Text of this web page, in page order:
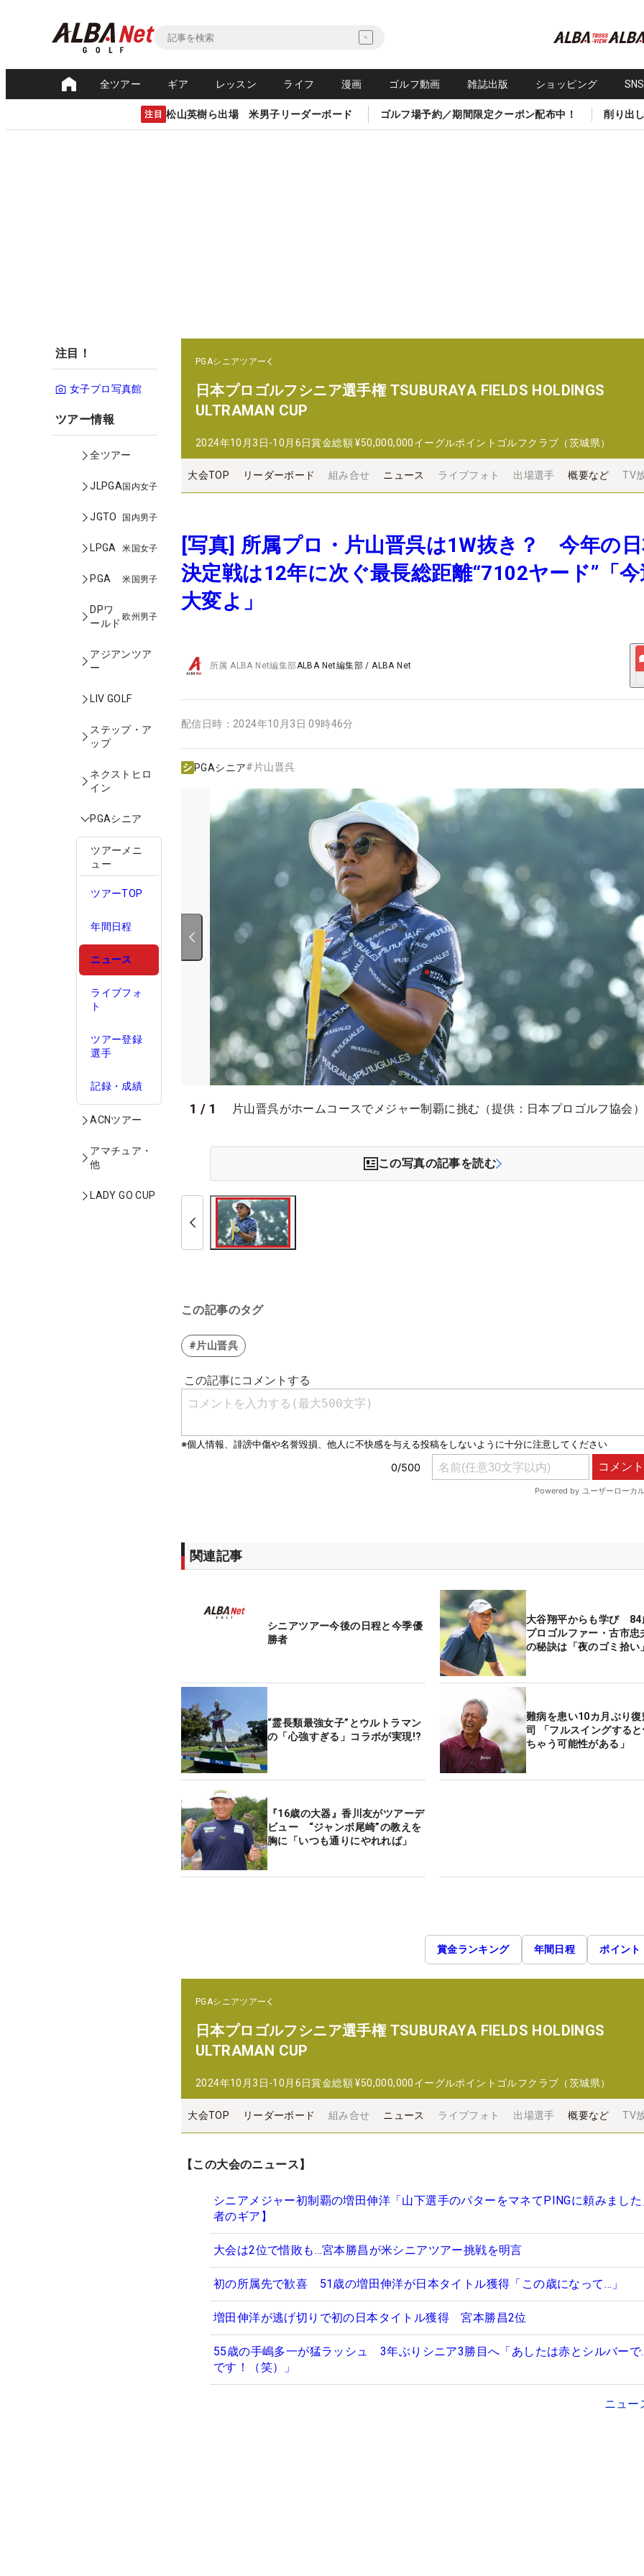
全ツアー ギア レッスン ライフ 漫画 ゴルフ動画 雑誌出版 ショッピング
注目 松山英樹ら出場 米男子リーダーボード ゴルフ場予約／期間限定クーポン配布中！ 削り出
注目！
女子プロ写真館
ツアー情報
全ツアー
JLPGA国内女子
JGTO 国内男子
LPGA 米国女子
PGA 米国男子
DPワ
ールド
欧州男子
アジアンツア
ー
LIV GOLF
ステップ・ア
ップ
ネクストヒロ
イン
PGAシニア
ツアーメニ
ュー
ツアーTOP
年間日程
ニュース
ライブフォ
ト
ツアー登録
選手
記録・成績
ACNツアー
アマチュア・
他
LADY GO CUP
PGAシニアツアー
日本プロゴルフシニア選手権 TSUBURAYA FIELDS HOLDINGS
ULTRAMAN CUP
2024年10月3日-10月6日賞金総額 ¥50,000,000イーグルポイントゴルフクラブ（茨城県）
大会TOP リーダーボード 組み合せ ニュース ライブフォト 出場選手 概要など TV
[写真] 所属プロ・片山晋呉は1W抜き？ 今年の
決定戦は12年に次ぐ最長総距離“7102ヤード”「
大変よ」
所属ALBA Net編集部ALBA Net編集部 /ALBA Net
配信日時： 2024年10月3日 09時46分
PGAシニア# 片山晋呉
1 / 1 片山晋呉がホームコースでメジャー制覇に挑む（提供：日本プロゴルフ協会
この写真の記事を読む
この記事のタグ
#片山晋呉
関連記事
シニアツアー今後の日程と今季優
勝者
大谷翔平からも学び 84
プロゴルファー・古市忠
の秘訣は「夜のゴミ拾い
“霊長類最強女子”とウルトラマン
の「心強すぎる」コラボが実現!?
難病を患い10カ月ぶり
司 「フルスイングする
ちゃう可能性がある」
『16歳の大器』香川友がツアーデ
ビュー “ジャンボ尾崎”の教えを
胸に「いつも通りにやれれば」
賞金ランキング 年間日程 ポイント
PGAシニアツアー
日本プロゴルフシニア選手権 TSUBURAYA FIELDS HOLDINGS
ULTRAMAN CUP
2024年10月3日-10月6日賞金総額 ¥50,000,000イーグルポイントゴルフクラブ（茨城県）
大会TOP リーダーボード 組み合せ ニュース ライブフォト 出場選手 概要など TV
【この大会のニュース】
シニアメジャー初制覇の増田伸洋「山下選手のパターをマネてPINGに頼みまし
者のギア】
大会は2位で惜敗も…宮本勝昌が米シニアツアー挑戦を明言
初の所属先で歓喜 51歳の増田伸洋が日本タイトル獲得「この歳になって…」
増田伸洋が逃げ切りで初の日本タイトル獲得 宮本勝昌2位
55歳の手嶋多一が猛ラッシュ 3年ぶりシニア3勝目へ「あしたは赤とシルバー
です！（笑）」
ニュー